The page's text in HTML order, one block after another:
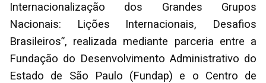
Internacionalização dos Grandes Grupos
Nacionais: Lições Internacionais, Desafios
Brasileiros”, realizada mediante parceria entre a
Fundação do Desenvolvimento Administrativo do
Estado de São Paulo (Fundap) e o Centro de